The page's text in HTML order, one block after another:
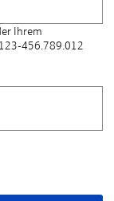
Ihrem
456.789.012